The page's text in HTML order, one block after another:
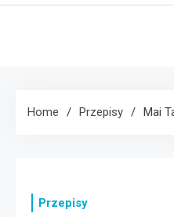
Home Przepisy Mai
Przepisy